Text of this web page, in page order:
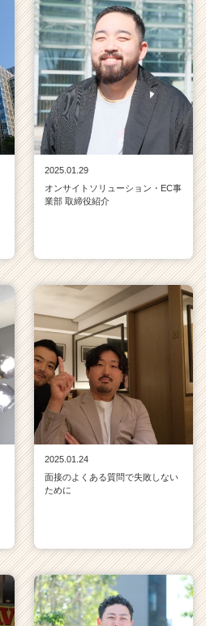
2025.01.29
オンサイトソリューション・EC事
業部 取締役紹介
2025.01.24
面接のよくある質問で失敗しない
ために